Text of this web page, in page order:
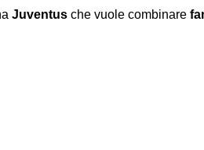
Juventus che vuole combinare